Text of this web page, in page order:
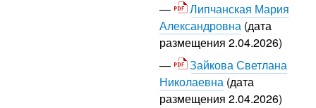
Липчанская Мария
Александровна (дата
размещения 2.04.2026)
Зайкова Светлана
Николаевна (дата
размещения 2.04.2026)